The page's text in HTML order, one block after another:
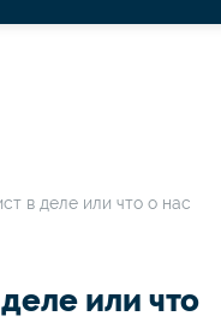
в деле или что о нас
или что